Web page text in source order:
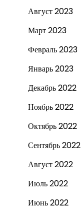
Август 2023
Март 2023
Февраль 2023
Январь 2023
Декабрь 2022
Ноябрь 2022
Октябрь 2022
Сентябрь 2022
Август 2022
Июль 2022
Июнь 2022